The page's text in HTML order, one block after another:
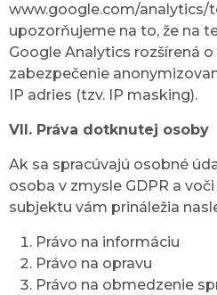
www.google.com/analytics/
upozorňujeme na to, že na
Google Analytics rozšírená
zabezpečenie
IP adries (tzv. IP masking).
VII. Práva dotknutej osoby
Ak sa spracúvajú osobné
osoba v zmysle GDPR a
subjektu vám prináležia
Právo na informáciu
Právo na opravu
Právo na obmedzenie